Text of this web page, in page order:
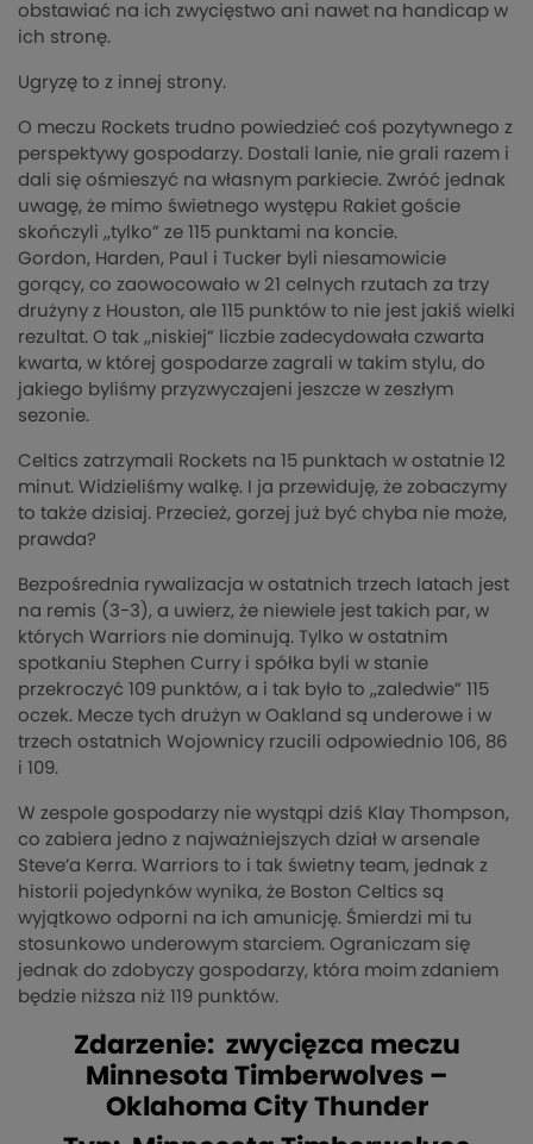
obstawiać na ich zwycięstwo ani nawet na handicap w
ich stronę.
Ugryzę to z innej strony.
O meczu Rockets trudno powiedzieć coś pozytywnego z
perspektywy gospodarzy. Dostali lanie, nie grali razem i
dali się ośmieszyć na własnym parkiecie. Zwróć jednak
uwagę, że mimo świetnego występu Rakiet goście
skończyli ,,tylko” ze 115 punktami na koncie.
Gordon, Harden, Paul i Tucker byli niesamowicie
gorący, co zaowocowało w 21 celnych rzutach za trzy
drużyny z Houston, ale 115 punktów to nie jest jakiś wielki
rezultat. O tak ,,niskiej” liczbie zadecydowała czwarta
kwarta, w której gospodarze zagrali w takim stylu, do
jakiego byliśmy przyzwyczajeni jeszcze w zeszłym
sezonie.
Celtics zatrzymali Rockets na 15 punktach w ostatnie 12
minut. Widzieliśmy walkę. I ja przewiduję, że zobaczymy
to także dzisiaj. Przecież, gorzej już być chyba nie może,
prawda?
Bezpośrednia rywalizacja w ostatnich trzech latach jest
na remis (3-3), a uwierz, że niewiele jest takich par, w
których Warriors nie dominują. Tylko w ostatnim
spotkaniu Stephen Curry i spółka byli w stanie
przekroczyć 109 punktów, a i tak było to ,,zaledwie” 115
oczek. Mecze tych drużyn w Oakland są underowe i w
trzech ostatnich Wojownicy rzucili odpowiednio 106, 86
i 109.
W zespole gospodarzy nie wystąpi dziś Klay Thompson,
co zabiera jedno z najważniejszych dział w arsenale
Steve’a Kerra. Warriors to i tak świetny team, jednak z
historii pojedynków wynika, że Boston Celtics są
wyjątkowo odporni na ich amunicję. Śmierdzi mi tu
stosunkowo underowym starciem. Ograniczam się
jednak do zdobyczy gospodarzy, która moim zdaniem
będzie niższa niż 119 punktów.
Zdarzenie: zwycięzca meczu
Minnesota Timberwolves –
Oklahoma City Thunder